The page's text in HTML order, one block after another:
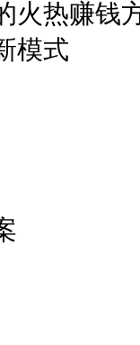
火热赚钱
模式